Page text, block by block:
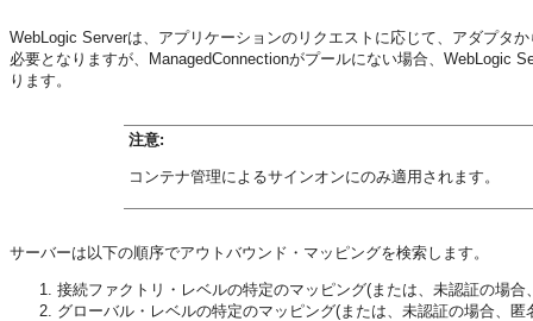
WebLogic Serverは、アプリケーションのリクエストに応じて、アダプタ
必要となりますが、ManagedConnectionがプールにない場合、WebLogic
ります。
注意:
コンテナ管理によるサインオンにのみ適用されます。
サーバーは以下の順序でアウトバウンド・マッピングを検索します。
接続ファクトリ・レベルの特定のマッピング(または、未認証の場合
グローバル・レベルの特定のマッピング(または、未認証の場合、匿